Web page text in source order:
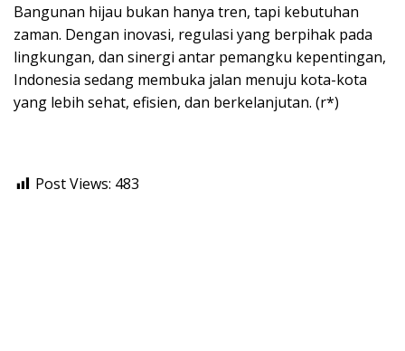
Bangunan hijau bukan hanya tren, tapi kebutuhan
zaman. Dengan inovasi, regulasi yang berpihak pada
lingkungan, dan sinergi antar pemangku kepentingan,
Indonesia sedang membuka jalan menuju kota-kota
yang lebih sehat, efisien, dan berkelanjutan. (r*)
Post Views: 483